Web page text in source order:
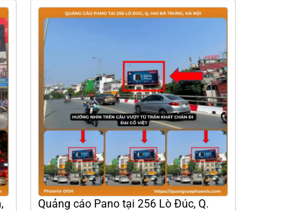
Quảng cáo Pano tại 256 Lò Đúc, Q.